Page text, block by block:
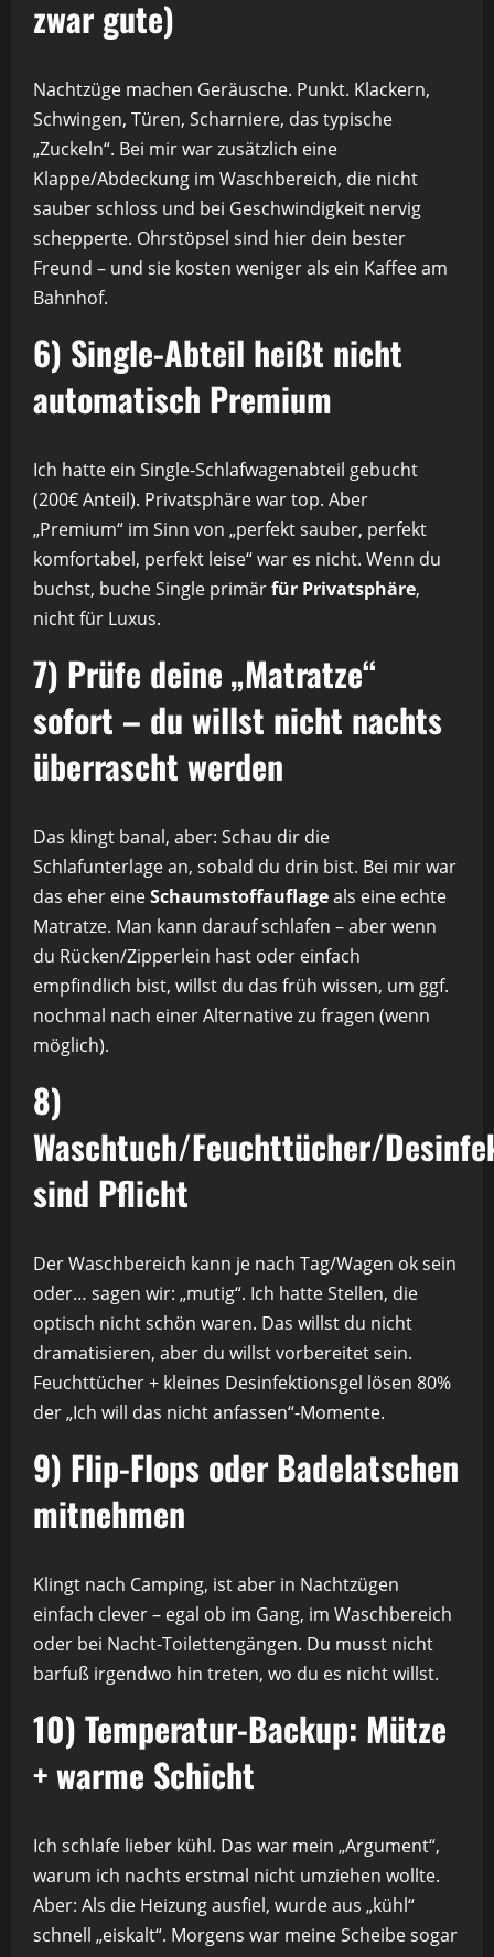
zwar gute)
Nachtzüge machen Geräusche. Punkt. Klackern,
Schwingen, Türen, Scharniere, das typische
„Zuckeln“. Bei mir war zusätzlich eine
Klappe/Abdeckung im Waschbereich, die nicht
sauber schloss und bei Geschwindigkeit nervig
schepperte. Ohrstöpsel sind hier dein bester
Freund – und sie kosten weniger als ein Kaffee am
Bahnhof.
6) Single-Abteil heißt nicht
automatisch Premium
Ich hatte ein Single-Schlafwagenabteil gebucht
(200€ Anteil). Privatsphäre war top. Aber
„Premium“ im Sinn von „perfekt sauber, perfekt
komfortabel, perfekt leise“ war es nicht. Wenn du
buchst, buche Single primärfür Privatsphäre,
nicht für Luxus.
7) Prüfe deine „Matratze“
sofort – du willst nicht nachts
überrascht werden
Das klingt banal, aber: Schau dir die
Schlafunterlage an, sobald du drin bist. Bei mir war
das eher eineSchaumstoffauflageals eine echte
Matratze. Man kann darauf schlafen – aber wenn
du Rücken/Zipperlein hast oder einfach
empfindlich bist, willst du das früh wissen, um ggf.
nochmal nach einer Alternative zu fragen (wenn
möglich).
8)
Waschtuch/Feuchttücher/
sind Pflicht
Der Waschbereich kann je nach Tag/Wagen ok sein
oder… sagen wir: „mutig“. Ich hatte Stellen, die
optisch nicht schön waren. Das willst du nicht
dramatisieren, aber du willst vorbereitet sein.
Feuchttücher + kleines Desinfektionsgel lösen 80%
der „Ich will das nicht anfassen“-Momente.
9) Flip-Flops oder Badelatschen
mitnehmen
Klingt nach Camping, ist aber in Nachtzügen
einfach clever – egal ob im Gang, im Waschbereich
oder bei Nacht-Toilettengängen. Du musst nicht
barfuß irgendwo hin treten, wo du es nicht willst.
10) Temperatur-Backup: Mütze
+ warme Schicht
Ich schlafe lieber kühl. Das war mein „Argument“,
warum ich nachts erstmal nicht umziehen wollte.
Aber: Als die Heizung ausfiel, wurde aus „kühl“
schnell „eiskalt“. Morgens war meine Scheibe sogar